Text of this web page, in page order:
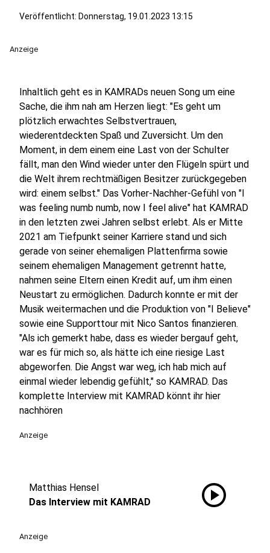
Veröffentlicht: Donnerstag, 19.01.2023 13:15
Anzeige
Inhaltlich geht es in KAMRADs neuen Song um eine
Sache, die ihm nah am Herzen liegt: "Es geht um
plötzlich erwachtes Selbstvertrauen,
wiederentdeckten Spaß und Zuversicht. Um den
Moment, in dem einem eine Last von der Schulter
fällt, man den Wind wieder unter den Flügeln spürt und
die Welt ihrem rechtmäßigen Besitzer zurückgegeben
wird: einem selbst." Das Vorher-Nachher-Gefühl von "I
was feeling numb numb, now I feel alive" hat KAMRAD
in den letzten zwei Jahren selbst erlebt. Als er Mitte
2021 am Tiefpunkt seiner Karriere stand und sich
gerade von seiner ehemaligen Plattenfirma sowie
seinem ehemaligen Management getrennt hatte,
nahmen seine Eltern einen Kredit auf, um ihm einen
Neustart zu ermöglichen. Dadurch konnte er mit der
Musik weitermachen und die Produktion von "I Believe"
sowie eine Supporttour mit Nico Santos finanzieren.
"Als ich gemerkt habe, dass es wieder bergauf geht,
war es für mich so, als hätte ich eine riesige Last
abgeworfen. Die Angst war weg, ich hab mich auf
einmal wieder lebendig gefühlt," so KAMRAD. Das
komplette Interview mit KAMRAD könnt ihr hier
nachhören
Anzeige
Matthias Hensel
Das Interview mit KAMRAD
play_circle
Anzeige